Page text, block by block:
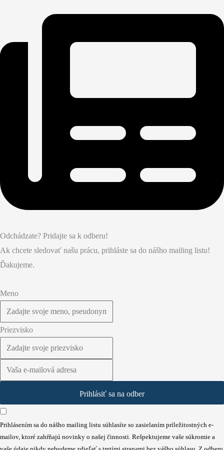
Odchádzate? Pridajte sa k odberu!
Ak chcete sledovať našu prácu, prihláste sa do nášho mailing listu!
Ďakujeme.
Meno
Priezvisko
Prihlásiť sa na odber
Prihlásením sa do nášho mailing listu súhlasíte so zasielaním príležitostných e-
mailov, ktoré zahŕňajú novinky o našej činnosti. Rešpektujeme vaše súkromie a